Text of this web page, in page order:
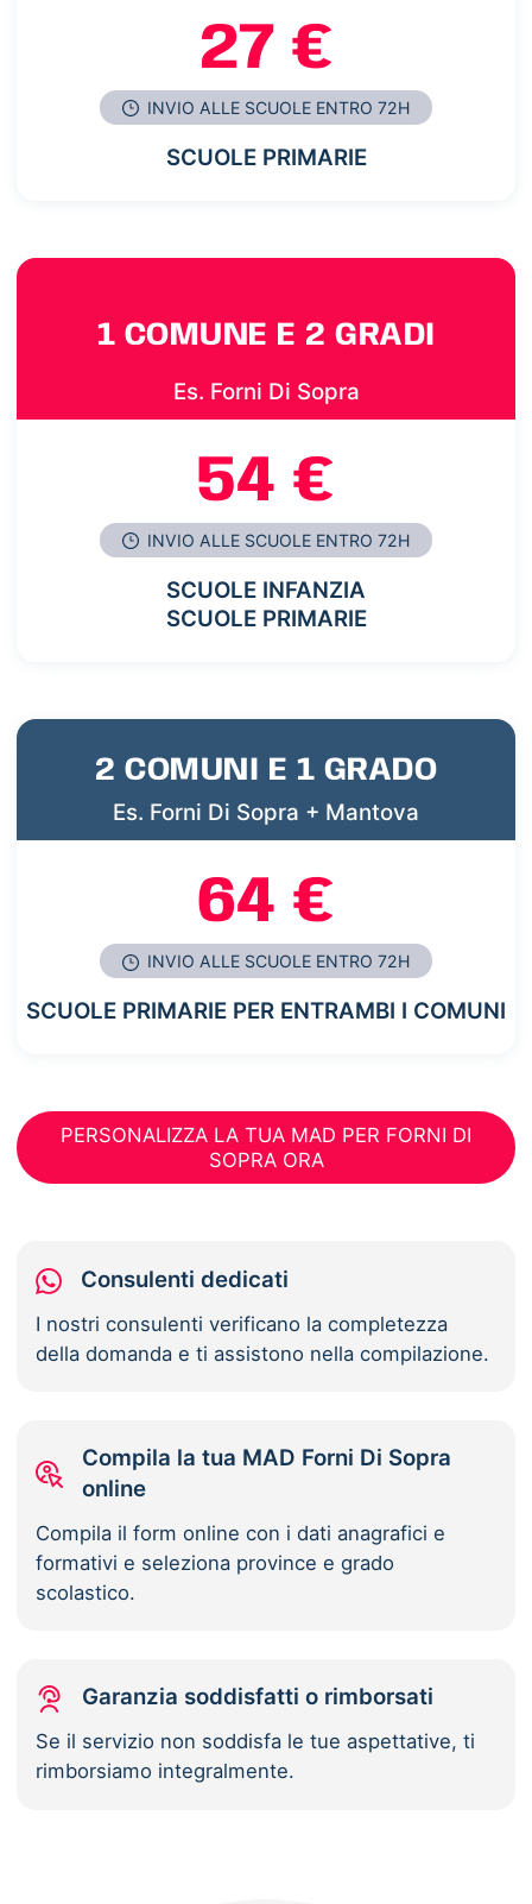
27 €
INVIO ALLE SCUOLE ENTRO 72H
SCUOLE PRIMARIE
1 COMUNE E 2 GRADI
Es. Forni Di Sopra
54 €
INVIO ALLE SCUOLE ENTRO 72H
SCUOLE INFANZIA
SCUOLE PRIMARIE
2 COMUNI E 1 GRADO
Es. Forni Di Sopra + Mantova
64 €
INVIO ALLE SCUOLE ENTRO 72H
SCUOLE PRIMARIE PER ENTRAMBI I COMUNI
PERSONALIZZA LA TUA MAD PER FORNI DI
SOPRA ORA
Consulenti dedicati
I nostri consulenti verificano la completezza
della domanda e ti assistono nella compilazione.
Compila la tua MAD Forni Di Sopra
online
Compila il form online con i dati anagrafici e
formativi e seleziona province e grado
scolastico.
Garanzia soddisfatti o rimborsati
Se il servizio non soddisfa le tue aspettative, ti
rimborsiamo integralmente.